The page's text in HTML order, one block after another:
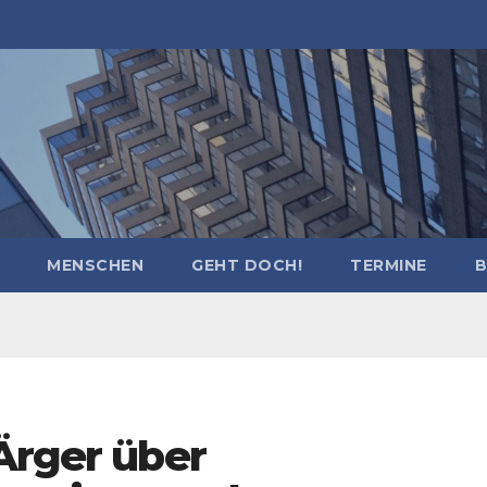
MENSCHEN GEHT DOCH! TERMINE
über